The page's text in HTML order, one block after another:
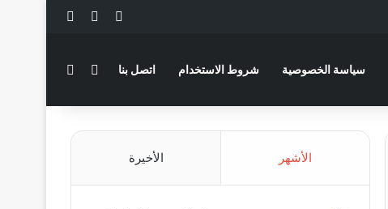
فيسبوك
سياسة الخصوصية شروط الاستخدام اتصل بنا الوضع المظلم
الأشهر الأخيرة